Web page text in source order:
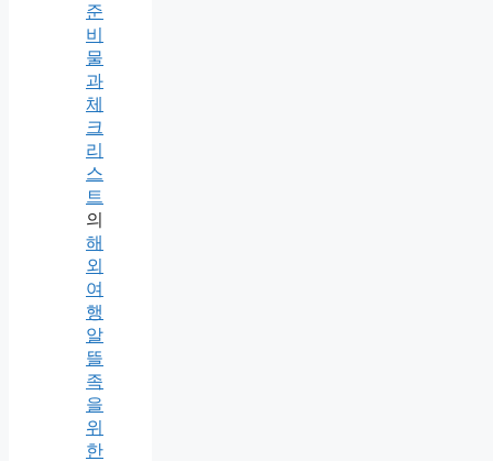
준
비
물
과
체
크
리
스
트
의
해
외
여
행
알
뜰
족
을
위
한